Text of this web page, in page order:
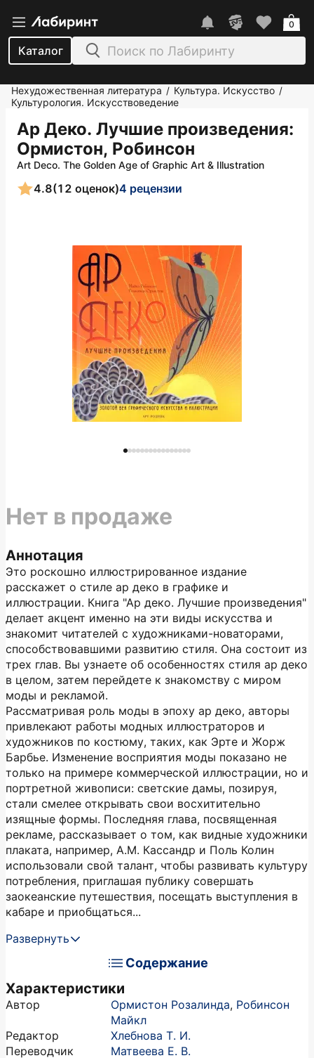
Каталог
0
Нехудожественная литература / Культура. Искусство /
Культурология. Искусствоведение
Ар Деко. Лучшие произведения:
Ормистон, Робинсон
Art Deco. The Golden Age of Graphic Art & Illustration
4.8(12 оценок)4 рецензии
Аннотация
Это роскошно иллюстрированное издание
расскажет о стиле ар деко в графике и
иллюстрации. Книга "Ар деко. Лучшие произведения"
делает акцент именно на эти виды искусства и
знакомит читателей с художниками-новаторами,
способствовавшими развитию стиля. Она состоит из
трех глав. Вы узнаете об особенностях стиля ар деко
в целом, затем перейдете к знакомству с миром
моды и рекламой.
Рассматривая роль моды в эпоху ар деко, авторы
привлекают работы модных иллюстраторов и
художников по костюму, таких, как Эрте и Жорж
Барбье. Изменение восприятия моды показано не
только на примере коммерческой иллюстрации, но и
портретной живописи: светские дамы, позируя,
стали смелее открывать свои восхитительно
изящные формы. Последняя глава, посвященная
рекламе, рассказывает о том, как видные художники
плаката, например, А.М. Кассандр и Поль Колин
использовали свой талант, чтобы развивать культуру
потребления, приглашая публику совершать
заокеанские путешествия, посещать выступления в
кабаре и приобщаться...
Развернуть
Содержание
Характеристики
Автор Ормистон Розалинда, Робинсон
Майкл
Редактор
Хлебнова Т. И.
Переводчик
Матвеева Е. В.
Нет в продаже